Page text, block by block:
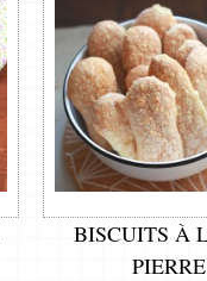
BISCUITS À